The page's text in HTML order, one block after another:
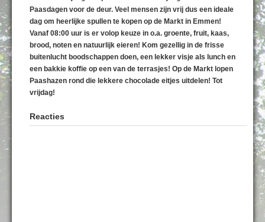
Paasdagen voor de deur. Veel mensen zijn vrij dus een ideale
dag om heerlijke spullen te kopen op de Markt in Emmen!
Vanaf 08:00 uur is er volop keuze in o.a. groente, fruit, kaas,
brood, noten en natuurlijk eieren! Kom gezellig in de frisse
buitenlucht boodschappen doen, een lekker visje als lunch en
een bakkie koffie op een van de terrasjes! Op de Markt lopen
Paashazen rond die lekkere chocolade eitjes uitdelen! Tot
vrijdag!
Reacties